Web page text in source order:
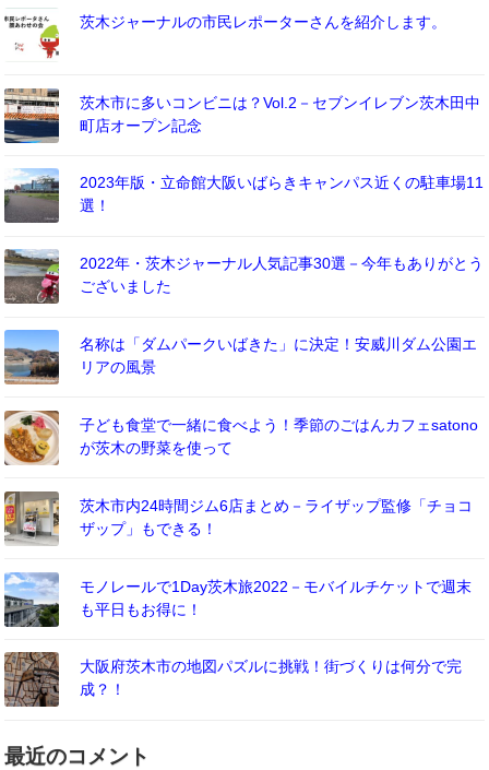
茨木ジャーナルの市民レポーターさんを紹介します。
茨木市に多いコンビニは？Vol.2－セブンイレブン茨木田中
町店オープン記念
2023年版・立命館大阪いばらきキャンパス近くの駐車場11
選！
2022年・茨木ジャーナル人気記事30選－今年もありがとう
ございました
名称は「ダムパークいばきた」に決定！安威川ダム公園エ
リアの風景
子ども食堂で一緒に食べよう！季節のごはんカフェsatono
が茨木の野菜を使って
茨木市内24時間ジム6店まとめ－ライザップ監修「チョコ
ザップ」もできる！
モノレールで1Day茨木旅2022－モバイルチケットで週末
も平日もお得に！
大阪府茨木市の地図パズルに挑戦！街づくりは何分で完
成？！
最近のコメント